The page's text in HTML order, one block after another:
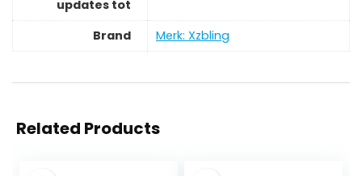
updates tot
Brand Merk: Xzbling
Related Products